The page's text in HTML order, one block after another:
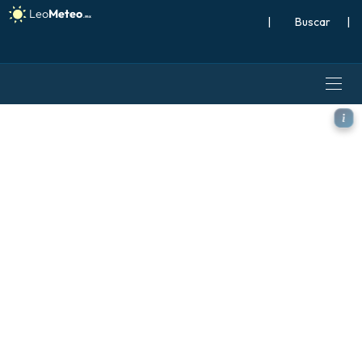
| |
ECMWF IFS 0.25° modelo